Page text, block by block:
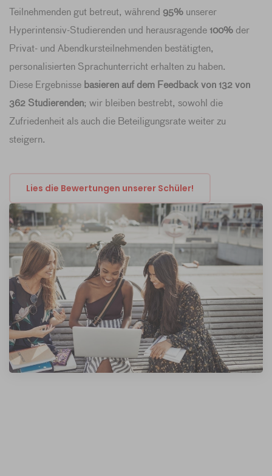
Teilnehmenden gut betreut, während 95% unserer
Hyperintensiv-Studierenden und herausragende 100% der
Privat- und Abendkursteilnehmenden bestätigten,
personalisierten Sprachunterricht erhalten zu haben.
Diese Ergebnisse basieren auf dem Feedback von 132 von
362 Studierenden; wir bleiben bestrebt, sowohl die
Zufriedenheit als auch die Beteiligungsrate weiter zu
steigern.
Lies die Bewertungen unserer Schüler!